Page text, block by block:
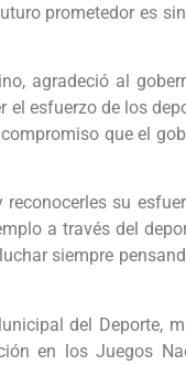
prometedor es
agradeció al
el esfuerzo de los
que el
su
a través del
siempre
del Deporte,
en los Juegos